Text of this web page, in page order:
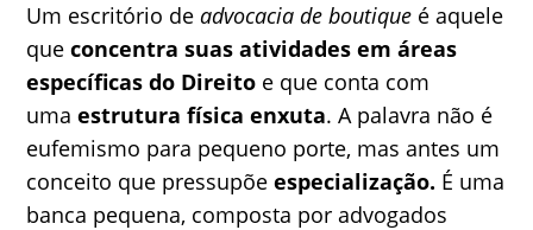
Um escritório deadvocacia de boutique é aquele
queconcentra suas atividades em áreas
específicas do Direito e que conta com
umaestrutura física enxuta. A palavra não é
eufemismo para pequeno porte, mas antes um
conceito que pressupõeespecialização. É uma
banca pequena, composta por advogados